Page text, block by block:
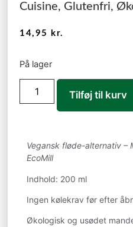
Cuisine, Glutenfri,
14,95 kr.
På lager
Tilføj til kurv
Vegansk fløde-alternativ –
EcoMill
Indhold: 200 ml
Ingen kølekrav før efter
Økologisk og usødet